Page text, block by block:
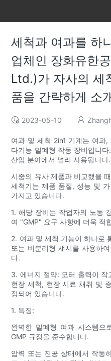
세척과 여과를 하
업체인 장화유한
Ltd.)가 자사의 세
품을 간략하게 소
2023-05-10
여과 및 세척 2in1 기계는 여과
다기능 밀폐형 작동 장비입니
산업 분야에서 널리 사용됩니다.
시중의 유사 제품과 비교했을
세척기는 제품 품질, 성능 및
가지고 있습니다.
1. 해당 장비는 작업자의 노동
여 "GMP" 요구 사항에 더욱 적
2. 여과 및 세척 기능이 하나로
또는 비분리형 섀시를 사용하
다.
3. 에너지 절약: 모터 출력이
현장 세척, 현장 시료 채취 및
정되어 있습니다.
1. 특징:
완벽한 밀폐형 여과 시스템으
GMP 규정을 준수합니다.
압력 또는 진공 상태에서 작동